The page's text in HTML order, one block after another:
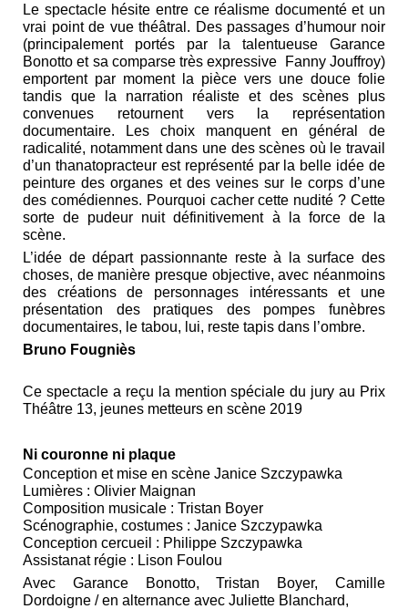
Le spectacle hésite entre ce réalisme documenté et un
vrai point de vue théâtral. Des passages d’humour noir
(principalement portés par la talentueuse Garance
Bonotto et sa comparse très expressive Fanny Jouffroy)
emportent par moment la pièce vers une douce folie
tandis que la narration réaliste et des scènes plus
convenues retournent vers la représentation
documentaire. Les choix manquent en général de
radicalité, notamment dans une des scènes où le travail
d’un thanatopracteur est représenté par la belle idée de
peinture des organes et des veines sur le corps d’une
des comédiennes. Pourquoi cacher cette nudité ? Cette
sorte de pudeur nuit définitivement à la force de la
scène.
L’idée de départ passionnante reste à la surface des
choses, de manière presque objective, avec néanmoins
des créations de personnages intéressants et une
présentation des pratiques des pompes funèbres
documentaires, le tabou, lui, reste tapis dans l’ombre.
Bruno Fougniès
Ce spectacle a reçu la mention spéciale du jury au Prix
Théâtre 13, jeunes metteurs en scène 2019
Ni couronne ni plaque
Conception et mise en scène Janice Szczypawka
Lumières : Olivier Maignan
Composition musicale : Tristan Boyer
Scénographie, costumes : Janice Szczypawka
Conception cercueil : Philippe Szczypawka
Assistanat régie : Lison Foulou
Avec Garance Bonotto, Tristan Boyer, Camille
Dordoigne / en alternance avec Juliette Blanchard,